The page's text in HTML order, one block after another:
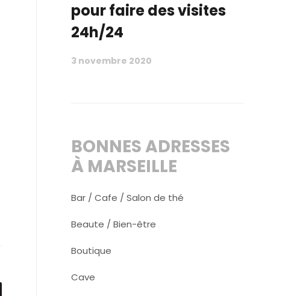
pour faire des visites
24h/24
3 novembre 2020
BONNES ADRESSES
À MARSEILLE
Bar / Cafe / Salon de thé
Beaute / Bien-être
Boutique
Cave